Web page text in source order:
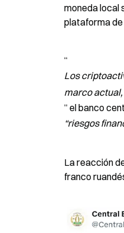
moneda local
plataforma
“
Los
marco actual,
” el banco
“riesgos
La reacción
franco